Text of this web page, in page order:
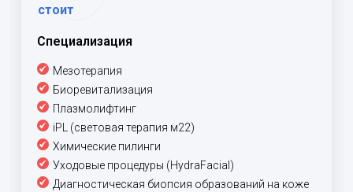
Специализация
Мезотерапия
Биоревитализация
Плазмолифтинг
iPL (световая терапия м22)
Химические пилинги
Уходовые процедуры (HydraFacial)
Диагностическая биопсия образований на коже